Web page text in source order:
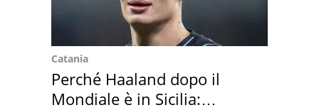
Catania
Perché Haaland dopo il
Mondiale è in Sicilia: